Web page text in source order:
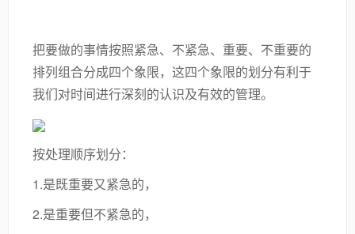
把要做的事情按照紧急、不紧急、重要、不重要的
排列组合分成四个象限，这四个象限的划分有利于
我们对时间进行深刻的认识及有效的管理。
按处理顺序划分：
1.是既重要又紧急的，
2.是重要但不紧急的，